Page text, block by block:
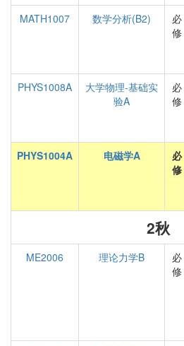
MATH1007
数学分析(B2)
必
修
PHYS1008A
大学物理-基础实
验A
必
修
PHYS1004A
电磁学A
必
修
2秋
ME2006 理论力学B
必
修